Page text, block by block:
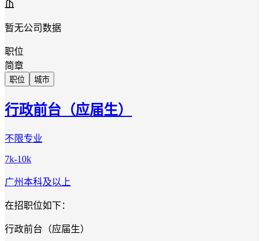
暂无公司数据
职位
简章
职位 城市
行政前台（应届生）
不限专业
7k-10k
广州本科及以上
在招职位如下：
行政前台（应届生）